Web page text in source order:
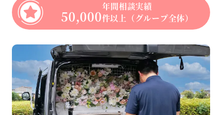
年間相談実績
50,000件以上（グループ全体）